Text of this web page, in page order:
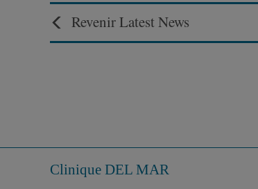
Revenir Latest News
Clinique DEL MAR